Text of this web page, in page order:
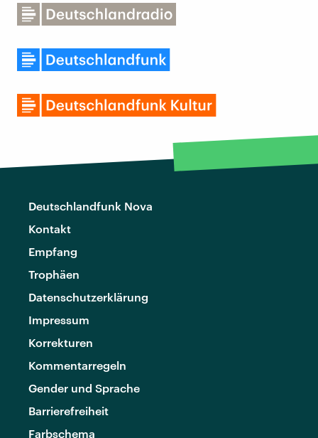
Deutschlandfunk Nova
Kontakt
Empfang
Trophäen
Datenschutzerklärung
Impressum
Korrekturen
Kommentarregeln
Gender und Sprache
Barrierefreiheit
Farbschema